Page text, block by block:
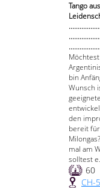
Tango aus
bin
Wunsch
den
bereit
mal am
solltest
60
CH-